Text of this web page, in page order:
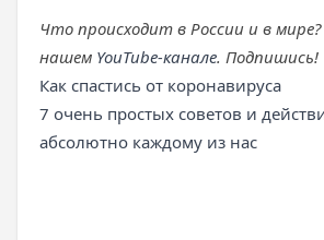
Что происходит в России и в
нашем YouTube-канале. Подпишись!
Как спастись от коронавируса
7 очень простых советов и
абсолютно каждому из нас